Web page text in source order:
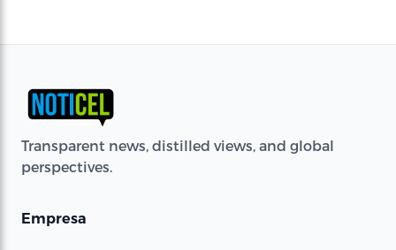
Transparent news, distilled views, and global
perspectives.
Empresa